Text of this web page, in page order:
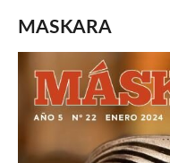
MASKARA